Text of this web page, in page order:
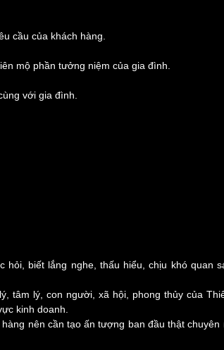
cầu của khách hàng.
mộ phần tưởng niệm của gia đình.
với gia đình.
hỏi, biết lắng nghe, thấu hiểu, chịu khó quan
tâm lý, con người, xã hội, phong thủy của
kinh doanh.
nên cần tạo ấn tượng ban đầu thật chuyên